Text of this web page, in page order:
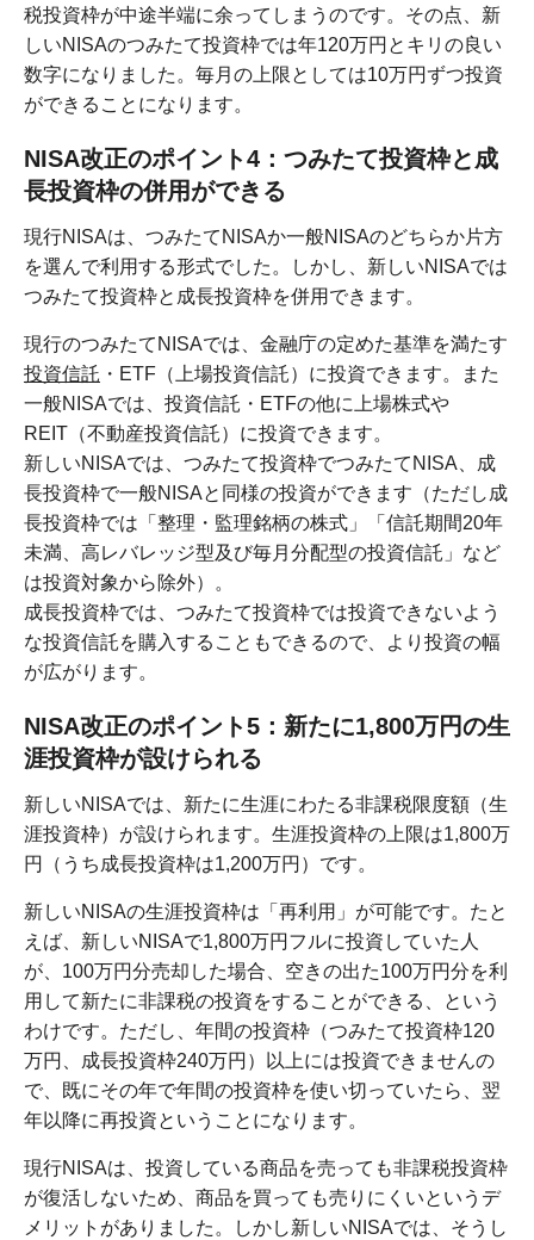
税投資枠が中途半端に余ってしまうのです。その点、新
しいNISAのつみたて投資枠では年120万円とキリの良い
数字になりました。毎月の上限としては10万円ずつ投資
ができることになります。
NISA改正のポイント4：つみたて投資枠と成
長投資枠の併用ができる
現行NISAは、つみたてNISAか一般NISAのどちらか片方
を選んで利用する形式でした。しかし、新しいNISAでは
つみたて投資枠と成長投資枠を併用できます。
現行のつみたてNISAでは、金融庁の定めた基準を満たす
投資信託 ・ETF（上場投資信託）に投資できます。また
一般NISAでは、投資信託・ETFの他に上場株式や
REIT（不動産投資信託）に投資できます。
新しいNISAでは、つみたて投資枠でつみたてNISA、成
長投資枠で一般NISAと同様の投資ができます（ただし成
長投資枠では「整理・監理銘柄の株式」「信託期間20年
未満、高レバレッジ型及び毎月分配型の投資信託」など
は投資対象から除外）。
成長投資枠では、つみたて投資枠では投資できないよう
な投資信託を購入することもできるので、より投資の幅
が広がります。
NISA改正のポイント5：新たに1,800万円の生
涯投資枠が設けられる
新しいNISAでは、新たに生涯にわたる非課税限度額（生
涯投資枠）が設けられます。生涯投資枠の上限は1,800万
円（うち成長投資枠は1,200万円）です。
新しいNISAの生涯投資枠は「再利用」が可能です。たと
えば、新しいNISAで1,800万円フルに投資していた人
が、100万円分売却した場合、空きの出た100万円分を利
用して新たに非課税の投資をすることができる、という
わけです。ただし、年間の投資枠（つみたて投資枠120
万円、成長投資枠240万円）以上には投資できませんの
で、既にその年で年間の投資枠を使い切っていたら、翌
年以降に再投資ということになります。
現行NISAは、投資している商品を売っても非課税投資枠
が復活しないため、商品を買っても売りにくいというデ
メリットがありました。しかし新しいNISAでは、そうし